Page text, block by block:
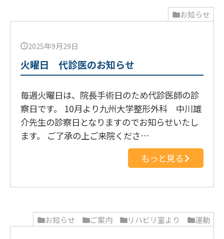
お知らせ
2025年9月29日
火曜日 代診医のお知らせ
毎週火曜日は、院長手術日のため代診医師の診
察日です。 10月より九州大学整形外科 中川雄
介先生の診察日となりますのでお知らせいたし
ます。 ご了承の上ご来院くださ…
もっと見る
お知らせ ご案内 リハビリ室より 運動